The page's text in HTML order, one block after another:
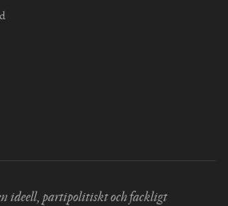
ideell, partipolitiskt och fackligt